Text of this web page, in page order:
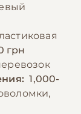
грн
1,000-